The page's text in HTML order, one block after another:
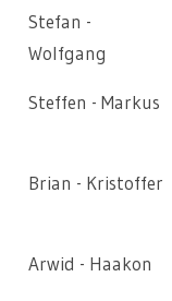
Stefan -
Wolfgang
Steffen - Markus
Brian - Kristoffer
Arwid - Haakon